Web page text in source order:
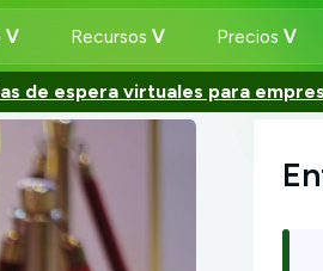
Recursos Precios
de espera virtuales para